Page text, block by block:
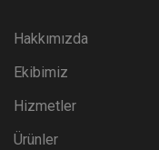
Hakkımızda
Ekibimiz
Hizmetler
Ürünler